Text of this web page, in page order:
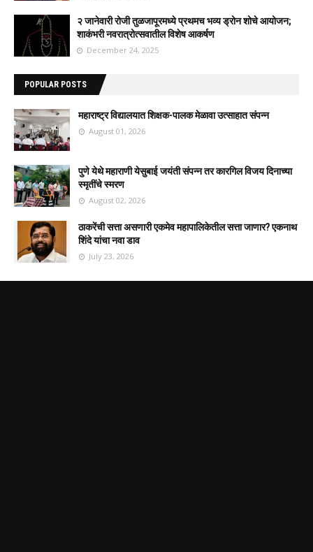
२ जानेवारी रोजी तुळजापूरमध्ये प्रथमच भव्य ड्रोन शोचे आयोजन;
शाकंभरी नवरात्रोत्सवातील विशेष आकर्षण
December 24, 2025
POPULAR POSTS
महाराष्ट्र विद्यालयात शिक्षक-पालक मेळावा उत्साहात संपन्न
August 01, 2026
पुणे येथे महाराणी येसुबाई जयंती संपन्न तर कारगिल विजय दिनाच्या
स्मृतींचे स्मरण
August 02, 2026
ठाकरेंची सत्ता असणारी एकमेव महापालिकेतील सत्ता जाणार? एकनाथ
शिंदे यांचा नवा डाव
July 23, 2026